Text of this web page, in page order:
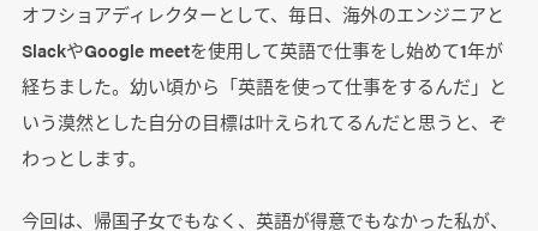
オフショアディレクターとして、毎日、海外のエンジニアと
SlackやGoogle meetを使用して英語で仕事をし始めて1年が
経ちました。幼い頃から「英語を使って仕事をするんだ」と
いう漠然とした自分の目標は叶えられてるんだと思うと、ぞ
わっとします。
今回は、帰国子女でもなく、英語が得意でもなかった私が、